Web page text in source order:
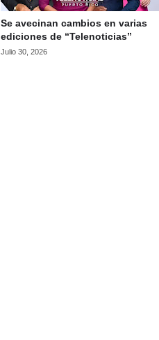
Se avecinan cambios en varias
ediciones de “Telenoticias”
Julio 30, 2026